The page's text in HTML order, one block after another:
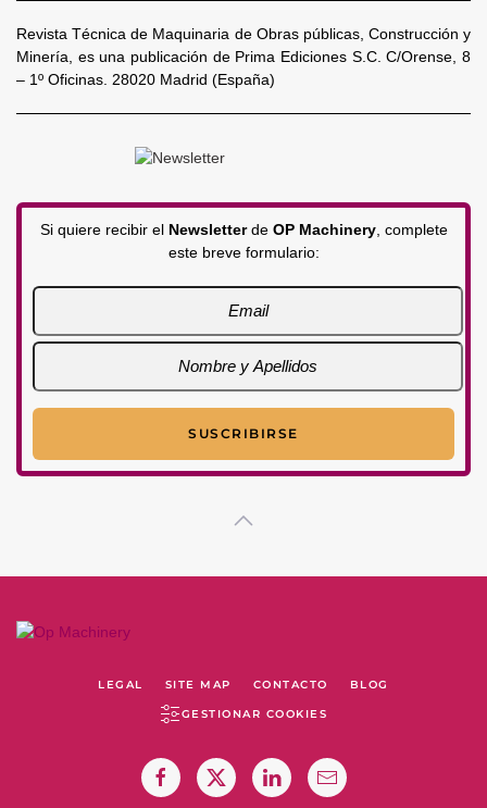
Revista Técnica de Maquinaria de Obras públicas, Construcción y
Minería, es una publicación de Prima Ediciones S.C. C/Orense, 8
– 1º Oficinas. 28020 Madrid (España)
Si quiere recibir el Newsletterde OP Machinery, complete
este breve formulario:
LEGAL SITE MAP CONTACTO BLOG
GESTIONAR COOKIES